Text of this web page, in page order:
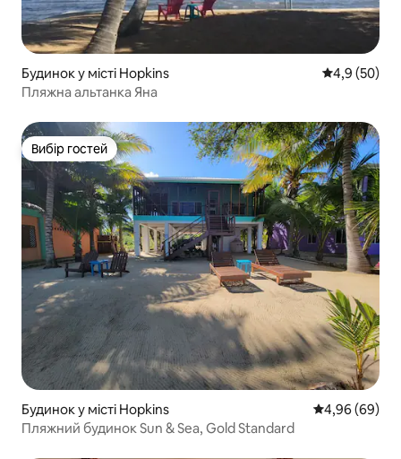
Будинок у місті Hopkins Середня
4,9 (50)
Пляжна альтанка Яна
Вибір гостей
Вибір гостей
Будинок у місті Hopkins Середня
4,96 (69)
Пляжний будинок Sun & Sea, Gold Standard